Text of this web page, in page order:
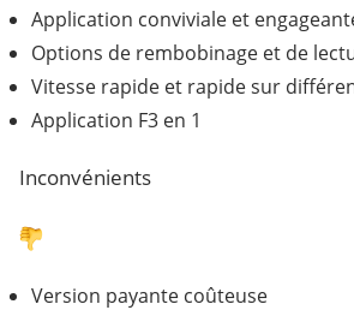
Application conviviale et
Options de rembobinage et de
Vitesse rapide et rapide sur
Application F3 en 1
Inconvénients
Version payante coûteuse